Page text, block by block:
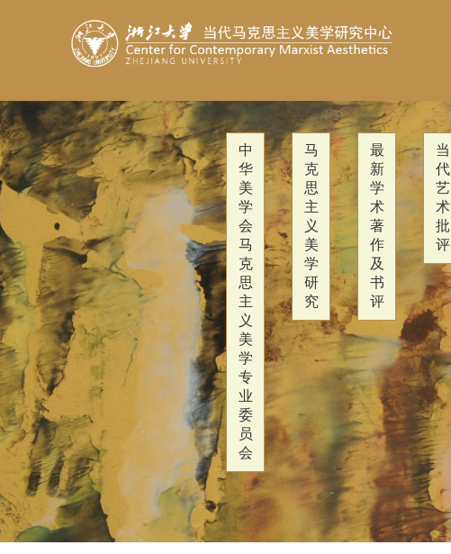
中
华
美
学
会
马
克
思
主
义
美
学
专
业
委
员
会
马
克
思
主
义
美
学
研
究
最
新
学
术
著
作
及
书
评
当
代
艺
术
批
评